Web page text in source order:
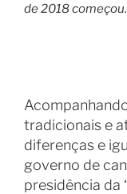
de 2018 começou.
tradicionais e
diferenças e
governo de
presidência da